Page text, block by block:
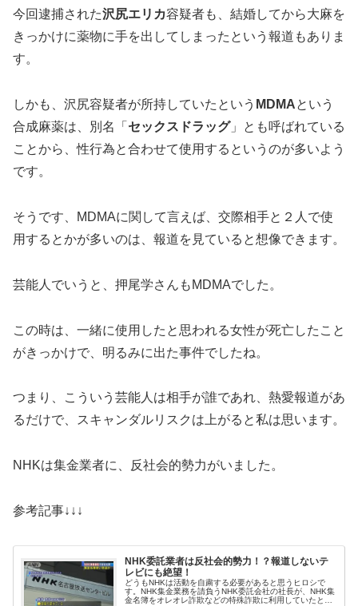
今回逮捕された沢尻エリカ容疑者も、結婚してから大麻を
きっかけに薬物に手を出してしまったという報道もありま
す。
しかも、沢尻容疑者が所持していたという MDMAという
合成麻薬は、別名「 セックスドラッグ」とも呼ばれている
ことから、性行為と合わせて使用するというのが多いよう
です。
そうです、MDMAに関して言えば、交際相手と２人で使
用するとかが多いのは、報道を見ていると想像できます。
芸能人でいうと、押尾学さんもMDMAでした。
この時は、一緒に使用したと思われる女性が死亡したこと
がきっかけで、明るみに出た事件でしたね。
つまり、こういう芸能人は相手が誰であれ、熱愛報道があ
るだけで、スキャンダルリスクは上がると私は思います。
NHKは集金業者に、反社会的勢力がいました。
参考記事↓↓↓
NHK委託業者は反社会的勢力！？報道しないテ
レビにも絶望！
どうもNHKは活動を自粛する必要があると思うヒロシで
す。NHK集金業務を請負うNHK委託会社の社長が、NHK集
金名簿をオレオレ詐欺などの特殊詐欺に利用していたとい